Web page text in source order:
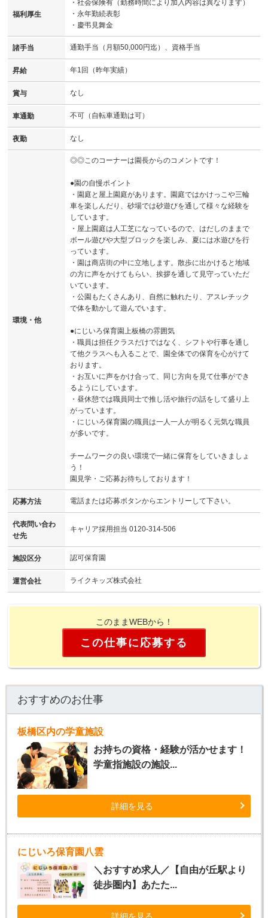
福利厚生
・社会保険有（勤務時間により加入内容は異なります）
・永年勤続表彰
・慶弔見舞金
諸手当 通勤手当（月額50,000円迄）、資格手当
昇給 年1回（昨年実績）
賞与 なし
車通勤 不可（自転車通勤は可）
夜勤 なし
環境・他
◎◎このコーナーは園長からのコメントです！
●園の自慢ポイント
・園庭と屋上園庭があります。園庭ではかけっこや三輪
車を楽しんだり、砂場では砂遊びを通して様々な経験を
しています。
・屋上園庭は人工芝になっているので、はだしのままで
ボール遊びや大型ブロックを楽しみ、夏には水遊びを行
っています。
・園は商店街の中に立地します。散歩に出かけると地域
の方に声をかけてもらい、挨拶を通して見守っていただ
いています。
・公園もたくさんあり、自然に触れたり、アスレチック
で体を動かして遊んでいます。
●にじいろ保育園上板橋の雰囲気
・職員は担任クラスだけではなく、シフトや行事を通し
て他クラスへも入ることで、園全体での保育を心がけて
おります。
・お互いに声をかけ合って、同じ方向を見て仕事ができ
るようにしています。
・昼休憩では職員同士で推し活や旅行の話をして盛り上
がっています。
・にじいろ保育園の職員は一人一人が明るく元気な職員
が多いです。
チームワークの良い環境で一緒に保育をしていきましょ
う！
園見学・ご応募お待ちしております！
応募方法 電話または応募ボタンからエントリーして下さい。
代表問い合わ
せ先
キャリア採用担当 0120-314-506
施設区分 認可保育園
運営会社 ライクキッズ株式会社
このままWEBから！
この仕事に応募する
おすすめのお仕事
板橋区内の学童施設
お持ちの資格・経験が活かせます！
学童指施設の施設...
詳細を見る
にじいろ保育園八雲
＼おすすめ求人／【自由が丘駅より
徒歩圏内】あたた...